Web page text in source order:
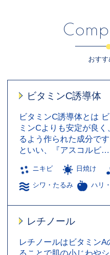
おす
ビタミンC誘導体
ビタミンC誘導体とは
ミンCよりも安定が良
るよう作られた成分で
といい、『アスコルビ…
ニキビ 日焼け
シワ・たるみ ハリ
レチノール
レチノールはビタミン